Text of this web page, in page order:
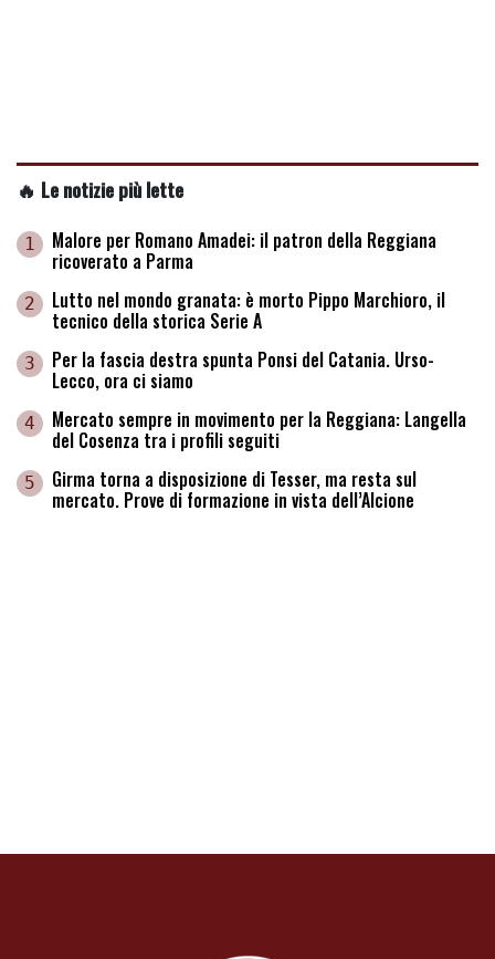
🔥 Le notizie più lette
1 Malore per Romano Amadei: il patron della Reggiana
ricoverato a Parma
2 Lutto nel mondo granata: è morto Pippo Marchioro, il
tecnico della storica Serie A
3 Per la fascia destra spunta Ponsi del Catania. Urso-
Lecco, ora ci siamo
4 Mercato sempre in movimento per la Reggiana: Langella
del Cosenza tra i profili seguiti
5 Girma torna a disposizione di Tesser, ma resta sul
mercato. Prove di formazione in vista dell’Alcione